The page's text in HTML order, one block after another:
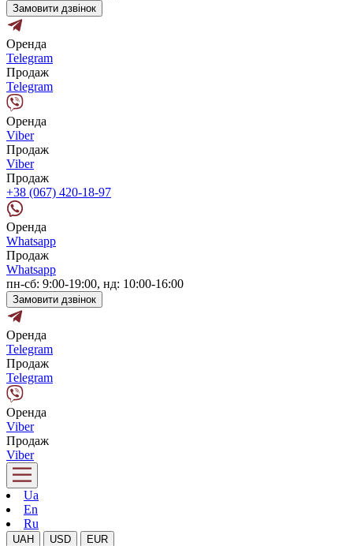
Замовити дзвінок
Оренда
Telegram
Продаж
Telegram
Оренда
Viber
Продаж
Viber
Продаж
+38 (067) 420-18-97
Оренда
Whatsapp
Продаж
Whatsapp
пн-сб: 9:00-19:00, нд: 10:00-16:00
Замовити дзвінок
Оренда
Telegram
Продаж
Telegram
Оренда
Viber
Продаж
Viber
Ua
En
Ru
UAH USD EUR